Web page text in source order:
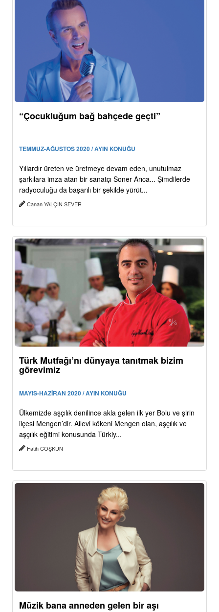
“Çocukluğum bağ bahçede geçti”
TEMMUZ-AĞUSTOS 2020 / AYIN KONUĞU
Yıllardır üreten ve üretmeye devam eden, unutulmaz
şarkılara imza atan bir sanatçı Soner Arıca... Şimdilerde
radyoculuğu da başarılı bir şekilde yürüt...
Canan YALÇIN SEVER
Türk Mutfağı’nı dünyaya tanıtmak bizim
görevimiz
MAYIS-HAZİRAN 2020 / AYIN KONUĞU
Ülkemizde aşçılık denilince akla gelen ilk yer Bolu ve şirin
ilçesi Mengen’dir. Ailevi kökeni Mengen olan, aşçılık ve
aşçılık eğitimi konusunda Türkiy...
Fatih COŞKUN
Müzik bana anneden gelen bir aşı